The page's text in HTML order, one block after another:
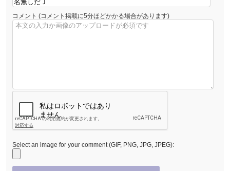
コメント (コメント掲載に5分ほどかかる場合があります)
Select an image for your comment (GIF, PNG, JPG, JPEG):